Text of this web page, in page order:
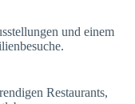
und einem
Restaurants,